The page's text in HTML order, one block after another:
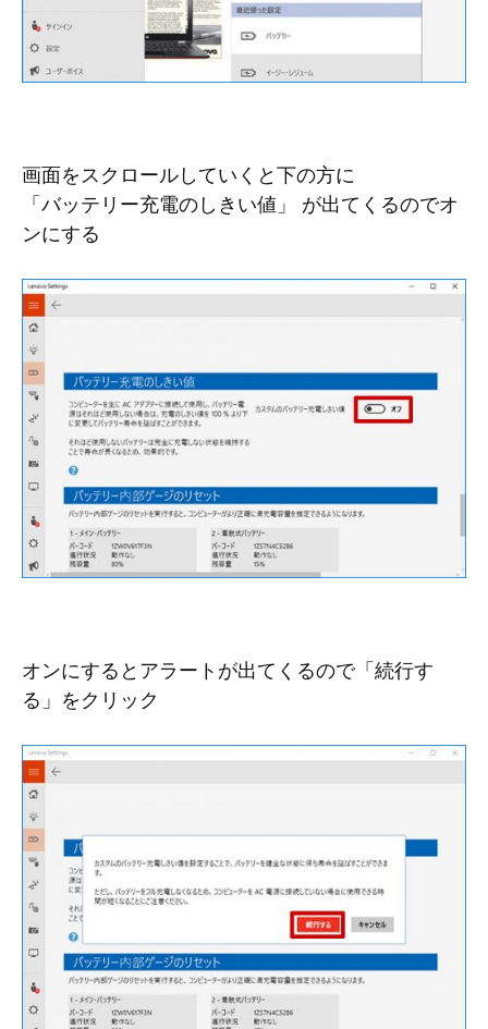
画面をスクロールしていくと下の方に
「バッテリー充電のしきい値」 が出てくるのでオ
ンにする
オンにするとアラートが出てくるので「続行す
る」をクリック